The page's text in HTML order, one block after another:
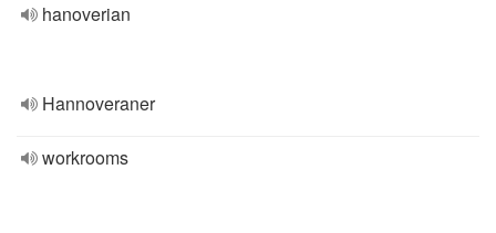
hanoverian
Hannoveraner
workrooms